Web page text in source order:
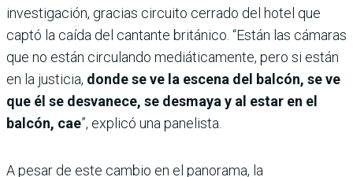
investigación, gracias circuito cerrado del hotel que
captó la caída del cantante británico. “Están las cámaras
que no están circulando mediáticamente, pero si están
en la justicia, donde se ve la escena del balcón, se ve
que él se desvanece, se desmaya y al estar en el
balcón, cae”, explicó una panelista.
A pesar de este cambio en el panorama, la